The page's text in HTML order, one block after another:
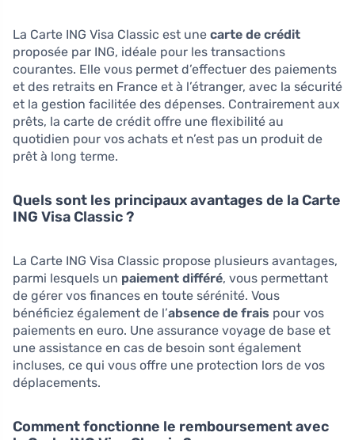
La Carte ING Visa Classic est une carte de crédit
proposée par ING, idéale pour les transactions
courantes. Elle vous permet d’effectuer des paiements
et des retraits en France et à l’étranger, avec la sécurité
et la gestion facilitée des dépenses. Contrairement aux
prêts, la carte de crédit offre une flexibilité au
quotidien pour vos achats et n’est pas un produit de
prêt à long terme.
Quels sont les principaux avantages de la Carte
ING Visa Classic ?
La Carte ING Visa Classic propose plusieurs avantages,
parmi lesquels un paiement différé, vous permettant
de gérer vos finances en toute sérénité. Vous
bénéficiez également de l’absence de frais pour vos
paiements en euro. Une assurance voyage de base et
une assistance en cas de besoin sont également
incluses, ce qui vous offre une protection lors de vos
déplacements.
Comment fonctionne le remboursement avec